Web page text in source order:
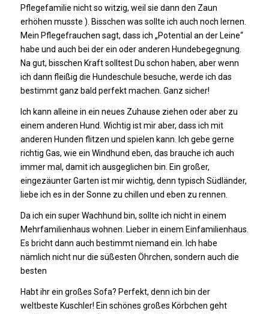
Pflegefamilie nicht so witzig, weil sie dann den Zaun
erhöhen musste ). Bisschen was sollte ich auch noch lernen.
Mein Pflegefrauchen sagt, dass ich „Potential an der Leine“
habe und auch bei der ein oder anderen Hundebegegnung.
Na gut, bisschen Kraft solltest Du schon haben, aber wenn
ich dann fleißig die Hundeschule besuche, werde ich das
bestimmt ganz bald perfekt machen. Ganz sicher!
Ich kann alleine in ein neues Zuhause ziehen oder aber zu
einem anderen Hund. Wichtig ist mir aber, dass ich mit
anderen Hunden flitzen und spielen kann. Ich gebe gerne
richtig Gas, wie ein Windhund eben, das brauche ich auch
immer mal, damit ich ausgeglichen bin. Ein großer,
eingezäunter Garten ist mir wichtig, denn typisch Südländer,
liebe ich es in der Sonne zu chillen und eben zu rennen.
Da ich ein super Wachhund bin, sollte ich nicht in einem
Mehrfamilienhaus wohnen. Lieber in einem Einfamilienhaus.
Es bricht dann auch bestimmt niemand ein. Ich habe
nämlich nicht nur die süßesten Öhrchen, sondern auch die
besten
Habt ihr ein großes Sofa? Perfekt, denn ich bin der
weltbeste Kuschler! Ein schönes großes Körbchen geht